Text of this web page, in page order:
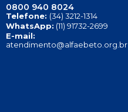
0800 940 8024
Telefone: (34) 3212-1314
WhatsApp: (11) 91732-2699
E-mail:
atendimento@alfaebeto.org.br